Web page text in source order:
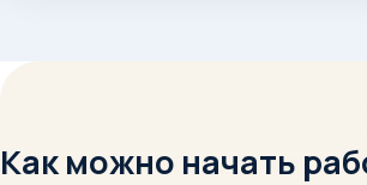
Как можно начать